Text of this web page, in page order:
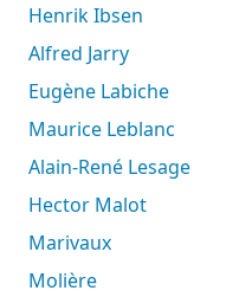
Henrik Ibsen
Alfred Jarry
Eugène Labiche
Maurice Leblanc
Alain-René Lesage
Hector Malot
Marivaux
Molière